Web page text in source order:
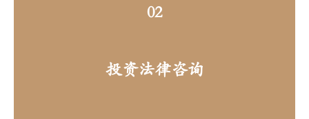
02
投资法律咨询